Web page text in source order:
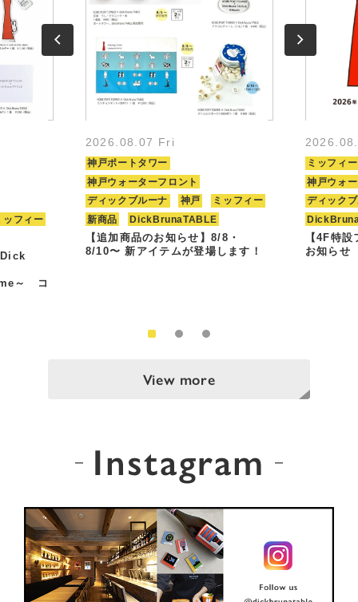
ッフィー
～ コ
2026.08.07 Fri
神戸ポートタワー
神戸ウォーターフロント
ディックブルーナ
神戸
ミッフィー
新商品
DickBrunaTABLE
【追加商品のお知らせ】8/8・
8/10〜 新アイテムが登場します！
ミッフィー
神戸ウォ
ディック
【4F特
お知らせ
View more
Instagram